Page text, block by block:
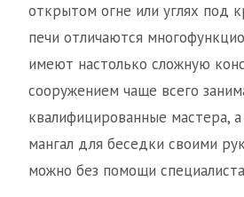
открытом огне или углях под
печи отличаются
имеют настолько сложную
сооружением чаще всего
квалифицированные мастера,
мангал для беседки своими
можно без помощи